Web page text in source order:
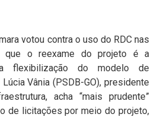
votou contra o uso do RDC nas
que o reexame do projeto é a
flexibilização do modelo de
Vânia (PSDB-GO), presidente
acha “mais prudente”
de licitações por meio do projeto,